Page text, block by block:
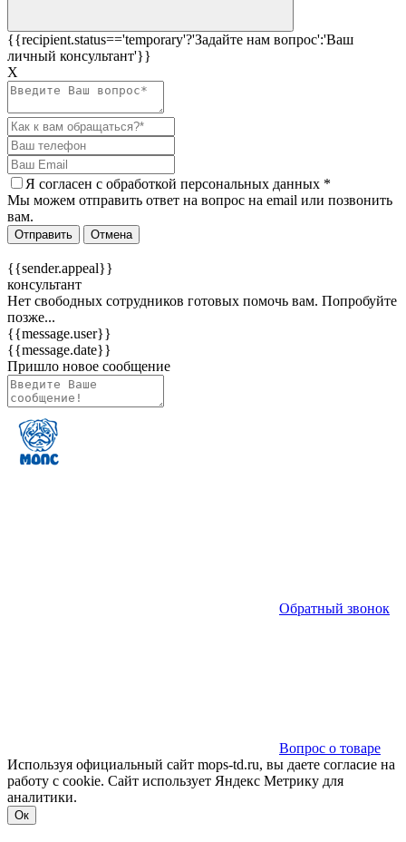
{{recipient.status=='temporary'?'Задайте нам вопрос':'Ваш
личный консультант'}}
Х
Я согласен c обработкой персональных данных *
Мы можем отправить ответ на вопрос на email или позвонить
вам.
Отправить Отмена
{{sender.appeal}}
консультант
Нет свободных сотрудников готовых помочь вам. Попробуйте
позже...
{{message.user}}
{{message.date}}
Пришло новое сообщение
Обратный звонок
Вопрос о товаре
Используя официальный сайт mops-td.ru, вы даете согласие на
работу с cookie. Сайт использует Яндекс Метрику для
аналитики.
Ок